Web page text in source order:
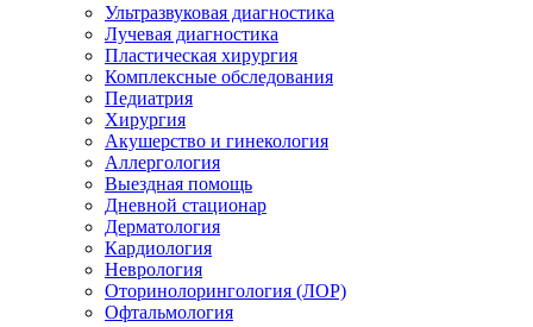
Ультразвуковая диагностика
Лучевая диагностика
Пластическая хирургия
Комплексные обследования
Педиатрия
Хирургия
Акушерство и гинекология
Аллергология
Выездная помощь
Дневной стационар
Дерматология
Кардиология
Неврология
Оторинолорингология (ЛОР)
Офтальмология